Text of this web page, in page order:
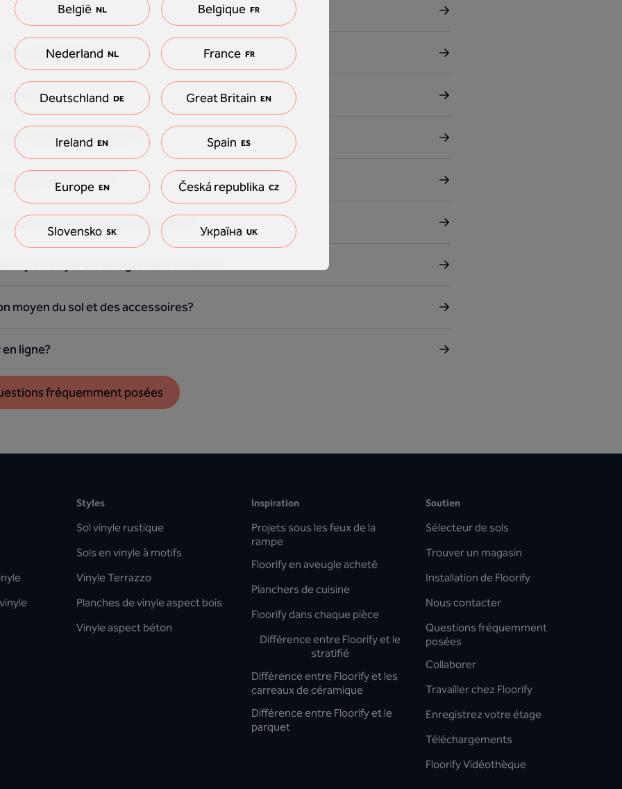
votre pièce?
tous les revendeurs?
à votre pièce?
en tant que professionnel?
en vinyle sur des grandes surfaces?
moyen du sol et des accessoires?
ligne?
fréquemment posées
Styles
Sol vinyle rustique
Sols en vinyle à motifs
Vinyle Terrazzo
Planches de vinyle aspect bois
Vinyle aspect béton
Inspiration
Projets sous les feux de la
rampe
Floorify en aveugle acheté
Planchers de cuisine
Floorify dans chaque pièce
Différence entre Floorify et le
stratifié
Différence entre Floorify et les
carreaux de céramique
Différence entre Floorify et le
parquet
Soutien
Sélecteur de sols
Trouver un magasin
Installation de Floorify
Nous contacter
Questions fréquemment
posées
Collaborer
Travailler chez Floorify
Enregistrez votre étage
Téléchargements
Floorify Vidéothèque
België NL Belgique FR
Nederland NL France FR
Deutschland DE Great Britain EN
Ireland EN Spain ES
Europe EN Česká republika CZ
Slovensko SK Україна UK